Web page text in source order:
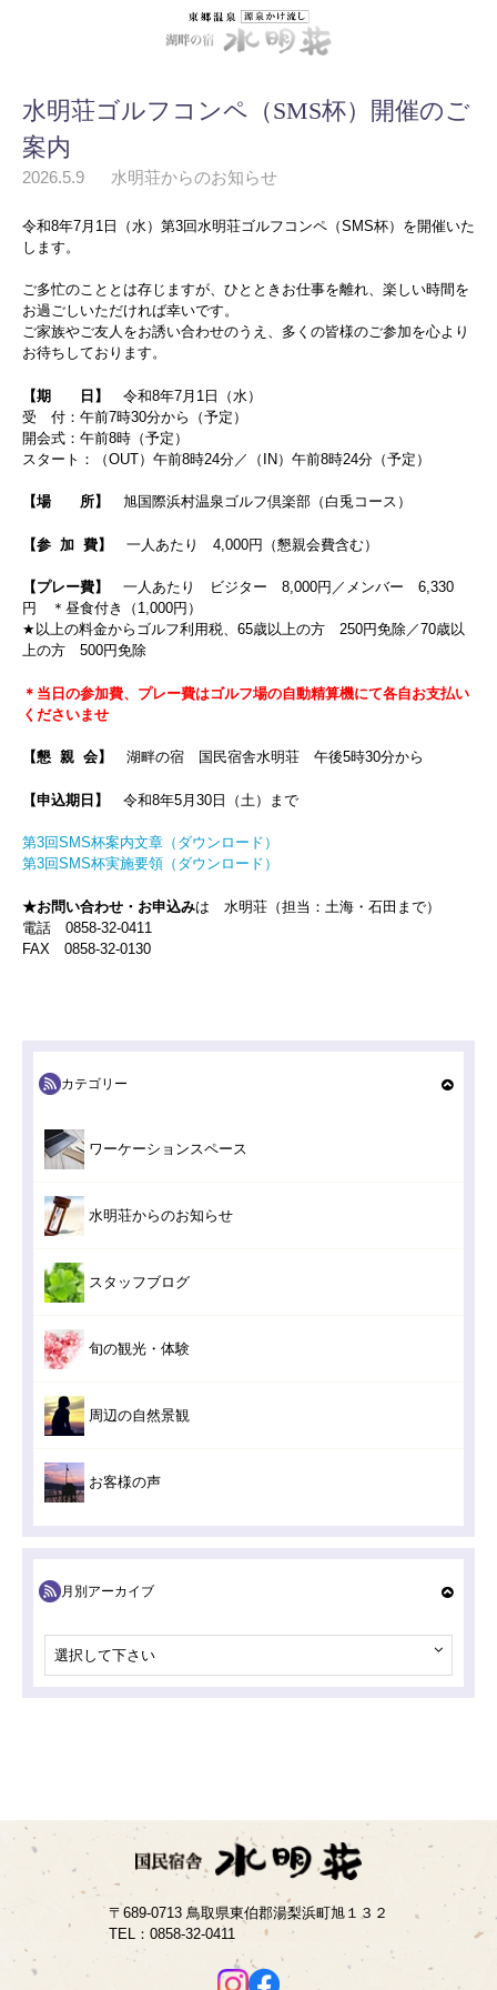
水明荘ゴルフコンペ（SMS杯）開催のご
案内
2026.5.9 水明荘からのお知らせ
令和8年7月1日（水）第3回水明荘ゴルフコンペ（SMS杯）を開催いた
します。
ご多忙のこととは存じますが、ひとときお仕事を離れ、楽しい時間を
お過ごしいただければ幸いです。
ご家族やご友人をお誘い合わせのうえ、多くの皆様のご参加を心より
お待ちしております。
【期 日】
令和8年7月1日（水）
受 付：午前7時30分から（予定）
開会式：午前8時（予定）
スタート：（OUT）午前8時24分／（IN）午前8時24分（予定）
【場 所】 旭国際浜村温泉ゴルフ倶楽部（白兎コース）
【参 加 費】 一人あたり 4,000円（懇親会費含む）
【プレー費】
一人あたり ビジター 8,000円／メンバー 6,330
円 ＊昼食付き（1,000円）
★以上の料金からゴルフ利用税、65歳以上の方 250円免除／70歳以
上の方 500円免除
＊当日の参加費、プレー費はゴルフ場の自動精算機にて各自お支払い
くださいませ
【懇 親 会】 湖畔の宿 国民宿舎水明荘 午後5時30分から
【申込期日】 令和8年5月30日（土）まで
第3回SMS杯案内文章（ダウンロード）
第3回SMS杯実施要領（ダウンロード）
★お問い合わせ・お申込みは 水明荘（担当：土海・石田まで）
電話 0858-32-0411
FAX 0858-32-0130
カテゴリー
ワーケーションスペース
水明荘からのお知らせ
スタッフブログ
旬の観光・体験
周辺の自然景観
お客様の声
月別アーカイブ
選択して下さい
〒689-0713 鳥取県東伯郡湯梨浜町旭１３２
TEL： 0858-32-0411